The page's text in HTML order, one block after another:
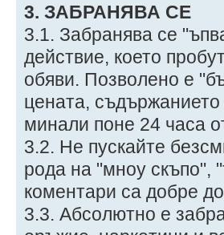
3. ЗАБРАНЯВА СЕ
3.1. Забранява се
действие, което
обяви. Позволено е
цената,
минали поне 24 часа
3.2. Не пускайте
рода на "мноу скъпо",
коментари са добре
3.3. Абсолютно е